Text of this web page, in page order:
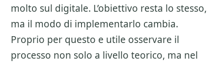
molto sul digitale. L’obiettivo resta lo stesso,
ma il modo di implementarlo cambia.
Proprio per questo e utile osservare il
processo non solo a livello teorico, ma nel